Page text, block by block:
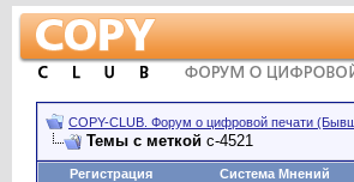
COPY-CLUB. Форум о цифровой печати
Темы с меткой c-4521
Регистрация Система Мнений